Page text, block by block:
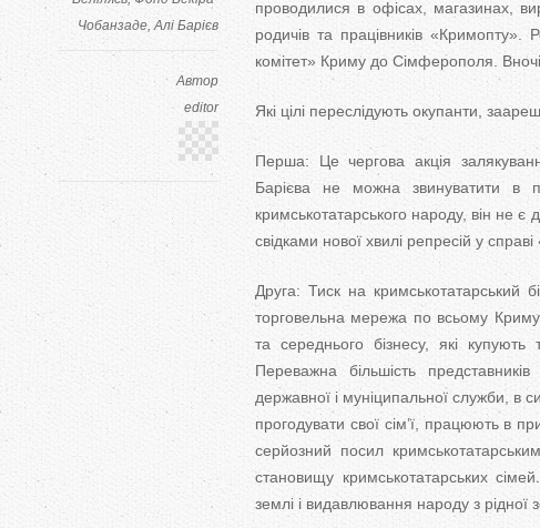
Чобанзаде Алі Барієв
Автор
editor
проводилися в офісах, магазинах,
родичів та працівників «Кримопту».
комітет» Криму до Сімферополя.
Які цілі переслідують окупанти,
Перша: Це чергова акція
Барієва не можна звинуватити в
кримськотатарського народу, він не
свідками нової хвилі репресій у
Друга: Тиск на кримськотатарський
торговельна мережа по всьому Криму
та середнього бізнесу, які
Переважна більшість
державної і муніципальної служби, в
прогодувати свої сім’ї, працюють в
серйозний посил
становищу кримськотатарських
землі і видавлювання народу з рідної